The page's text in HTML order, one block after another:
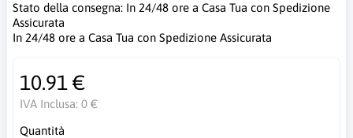
Stato della consegna: In 24/48 ore a Casa Tua con Spedizione
Assicurata
In 24/48 ore a Casa Tua con Spedizione Assicurata
10.91 €
IVA Inclusa: 0 €
Quantità